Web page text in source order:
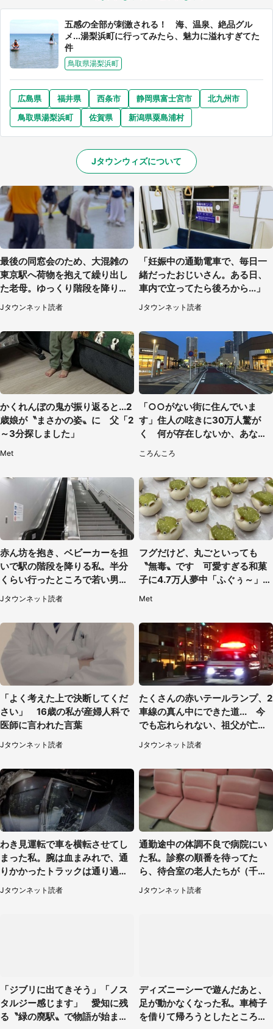
五感の全部が刺激される！ 海、温泉、絶品グル
メ...湯梨浜町に行ってみたら、魅力に溢れすぎてた
件
鳥取県湯梨浜町
広島県 福井県 西条市 静岡県富士宮市
北九州市
鳥取県湯梨浜町
佐賀県 新潟県粟島浦村
Jタウンウィズについて
最後の同窓会のため、大混雑の
東京駅へ荷物を抱えて繰り出し
た老母。ゆっくり階段を降りて
たらスーツの男性が（東京都・
50代女性）
Jタウンネット読者
「妊娠中の通勤電車で、毎日一
緒だったおじいさん。ある日、
車内で立ってたら後ろから...」
Jタウンネット読者
かくれんぼの鬼が振り返ると...2
歳娘が〝まさかの姿〟に 父「2
～3分探しました」
Met
「○○がない街に住んでいま
す」住人の呟きに30万人驚が
く 何が存在しないか、あなた
ころんころ
赤ん坊を抱き、ベビーカーを担
いで駅の階段を降りる私。半分
くらい行ったところで若い男性
が...（埼玉県・50代女性）
Jタウンネット読者
フグだけど、丸ごといっても
〝無毒〟です 可愛すぎる和菓
子に4.7万人夢中「ふぐぅ～」
「職人の技ですね」
Met
「よく考えた上で決断してくだ
さい」 16歳の私が産婦人科で
医師に言われた言葉
Jタウンネット読者
たくさんの赤いテールランプ、2
車線の真ん中にできた道... 今
でも忘れられない、祖父が亡く
なった夜に見た光景（30代女
性）
Jタウンネット読者
わき見運転で車を横転させてし
まった私。腕は血まみれで、通
りかかったトラックは通り過ぎ
ていき...（福岡県・30代女性）
Jタウンネット読者
通勤途中の体調不良で病院にい
た私。診察の順番を待ってた
ら、待合室の老人たちが（千葉
県・50代男性）
Jタウンネット読者
「ジブリに出てきそう」「ノス
タルジー感じます」 愛知に残
る〝緑の廃駅〟で物語が始まり
ディズニーシーで遊んだあと、
足が動かなくなった私。車椅子
を借りて帰ろうとしたところで